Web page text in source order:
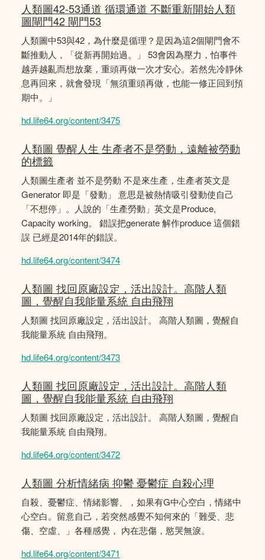
人類圖42-53通道 循環通道 不斷重新開始人類
圖閘門42 閘門53
人類圖中53與42，為什麼是循理？是因為這2個閘門會不
斷推動人，「從新再開始過。」 53會因為壓力，怕事件
越弄越亂而想放棄，重頭再做一次才安心。若然先冷靜休
息再回來，就會發現「無須重頭再做，也能一修正回到預
期中。」
hd.life64.org/content/3475
人類圖 覺醒人生 生產者不是勞動，遠離被勞動
的標籤
人類圖生產者 並不是勞動 不是來生產，生產者英文是
Generator 即是「發動」 意思是被熱情吸引發動使自己
「不想停」。人說的「生產勞動」英文是Produce,
Capacity working。 錯誤把generate 解作produce 這個錯
誤 已經是2014年的錯誤。
hd.life64.org/content/3474
人類圖 找回原廠設定，活出設計。高階人類
圖，覺醒自我能量系統 自由飛翔
人類圖 找回原廠設定，活出設計。 高階人類圖，覺醒自
我能量系統 自由飛翔。
hd.life64.org/content/3473
人類圖 找回原廠設定，活出設計。高階人類
圖，覺醒自我能量系統 自由飛翔
人類圖 找回原廠設定，活出設計。 高階人類圖，覺醒自
我能量系統 自由飛翔。
hd.life64.org/content/3472
人類圖 分析情緒病 抑鬱 憂鬱症 自殺心理
自殺、憂鬱症、情緒影響、，如果有G中心空白，情緒中
心空白。留意自己，若突然感覺不知何來的「難受、悲
傷、空虛、」各種感覺， 內在悲傷，慾哭無淚。
hd.life64.org/content/3471